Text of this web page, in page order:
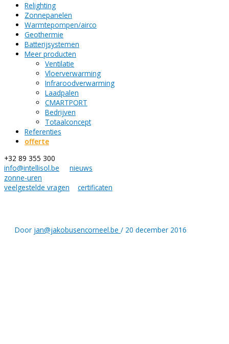
Relighting
Zonnepanelen
Warmtepompen/airco
Geothermie
Batterijsystemen
Meer producten
Ventilatie
Vloerverwarming
Infraroodverwarming
Laadpalen
CMARTPORT
Bedrijven
Totaalconcept
Referenties
offerte
+32 89 355 300
info@intellisol.be
nieuws
zonne-uren
veelgestelde vragen
certificaten
Door jan@jakobusencorneel.be/ 20 december 2016